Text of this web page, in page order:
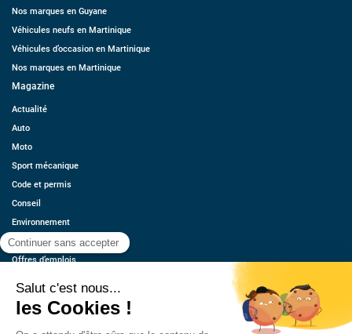
Nos marques en Guyane
Véhicules neufs en Martinique
Véhicules d’occasion en Martinique
Nos marques en Martinique
Magazine
Actualité
Auto
Moto
Sport mécanique
Code et permis
Conseil
Environnement
Économie
Offres d’emplois
Contact